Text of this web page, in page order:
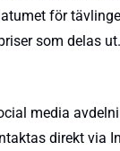
för
som delas ut.
media
direkt via